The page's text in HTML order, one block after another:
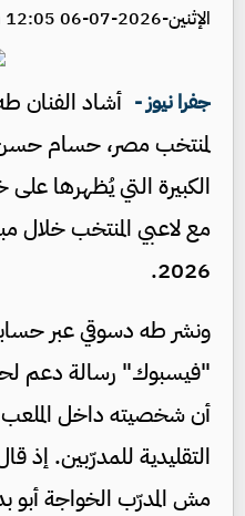
الإثنين-2026-07-06 12:05 pm
جفرا نيوز - أشاد الفنان
لمنتخب مصر، حسام
الكبيرة التي يُظهرها على
مع لاعبي المنتخب خلال
2026.
ونشر طه دسوقي عبر
"فيسبوك" رسالة دعم
أن شخصيته داخل
التقليدية للمدرّبين.
مش المدرّب الخواجة أبو